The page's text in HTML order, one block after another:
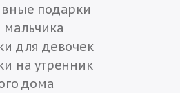
подарки
для девочек
на утренник
дома